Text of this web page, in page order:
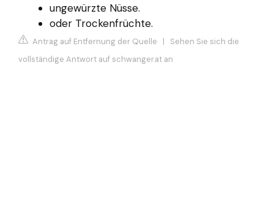
ungewürzte Nüsse.
oder Trockenfrüchte.
Antrag auf Entfernung der Quelle | Sehen Sie sich die
vollständige Antwort auf schwanger.at an